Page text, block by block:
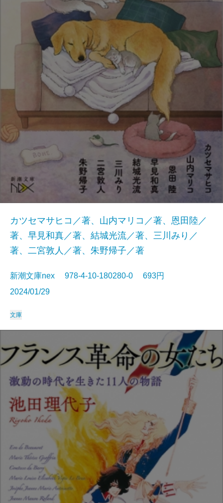
カツセマサヒコ／著、山内マリコ／著、恩田陸／
著、早見和真／著、結城光流／著、三川みり／
著、二宮敦人／著、朱野帰子／著
新潮文庫nex 978-4-10-180280-0 693円
2024/01/29
文庫